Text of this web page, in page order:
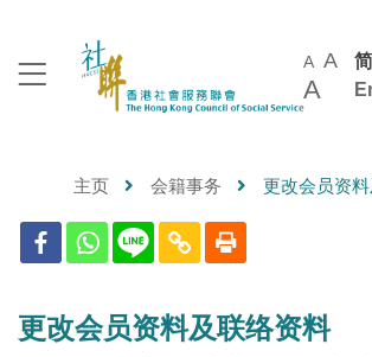
A A
A
简
主页 会籍事务 更改会员资
更改会员资料及联络资料